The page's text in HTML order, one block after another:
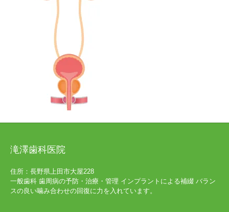
滝澤歯科医院
住所：長野県上田市大屋228
一般歯科 歯周病の予防・治療・管理 インプラントによる補綴 バラン
スの良い噛み合わせの回復に力を入れています。